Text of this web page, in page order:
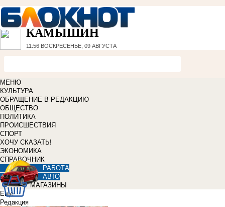
КАМЫШИН
11:56 ВОСКРЕСЕНЬЕ, 09 АВГУСТА
МЕНЮ
КУЛЬТУРА
ОБРАЩЕНИЕ В РЕДАКЦИЮ
ОБЩЕСТВО
ПОЛИТИКА
ПРОИСШЕСТВИЯ
СПОРТ
ХОЧУ СКАЗАТЬ!
ЭКОНОМИКА
СПРАВОЧНИК
РАБОТА
АВТО
МАГАЗИНЫ
Еще
Редакция